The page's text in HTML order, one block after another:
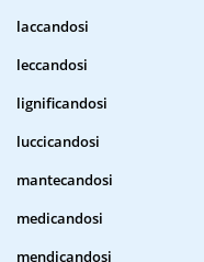
laccandosi
leccandosi
lignificandosi
luccicandosi
mantecandosi
medicandosi
mendicandosi